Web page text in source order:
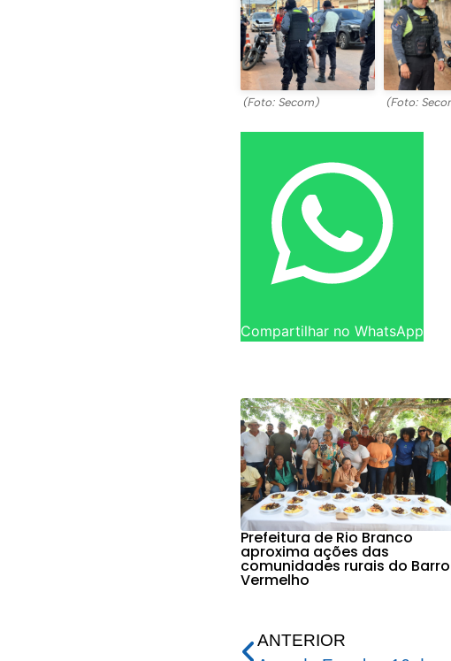
(Foto: Secom) (Foto:
Compartilhar no WhatsApp
Prefeitura de Rio Branco
aproxima ações das
comunidades rurais do Barro
Vermelho
ANTERIOR